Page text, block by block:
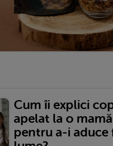
Cum îi explici
apelat la o
pentru a-i